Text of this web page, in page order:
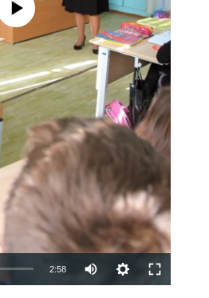
currently available
2:58